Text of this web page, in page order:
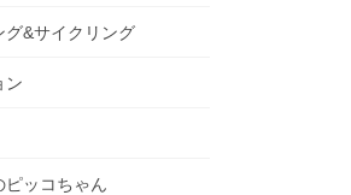
グ&サイクリング
ン
ピッコちゃん